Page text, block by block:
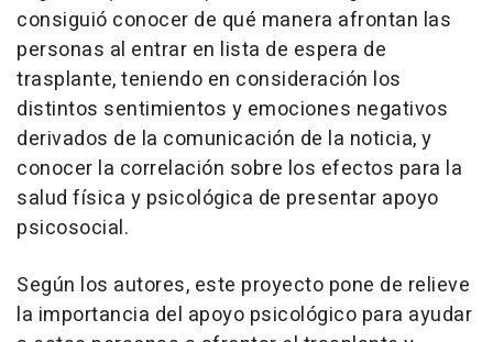
consiguió conocer de qué manera afrontan las
personas al entrar en lista de espera de
trasplante, teniendo en consideración los
distintos sentimientos y emociones negativos
derivados de la comunicación de la noticia, y
conocer la correlación sobre los efectos para la
salud física y psicológica de presentar apoyo
psicosocial.
Según los autores, este proyecto pone de relieve
la importancia del apoyo psicológico para ayudar